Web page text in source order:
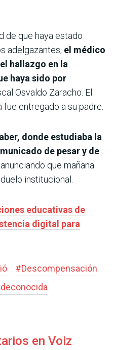
de que haya estado
adelgazantes, el médico
hallazgo en la
haya sido por
Osvaldo Zaracho. El
entregado a su padre.
donde estudiaba la
de pesar y de
anunciando que mañana
institucional.
educativas de
digital para
#Descompensación
en Voiz